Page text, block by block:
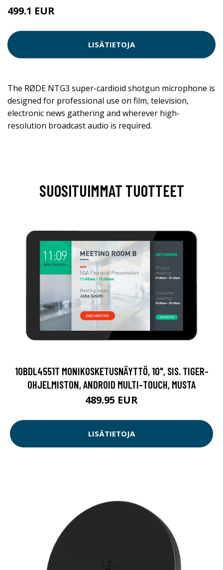
499.1 EUR
LISÄTIETOJA
The RØDE NTG3 super-cardioid shotgun microphone is
designed for professional use on film, television,
electronic news gathering and wherever high-
resolution broadcast audio is required.
SUOSITUIMMAT TUOTTEET
10BDL4551T MONIKOSKETUSNÄYTTÖ, 10", SIS. TIGER-
OHJELMISTON, ANDROID MULTI-TOUCH, MUSTA
489.95 EUR
LISÄTIETOJA